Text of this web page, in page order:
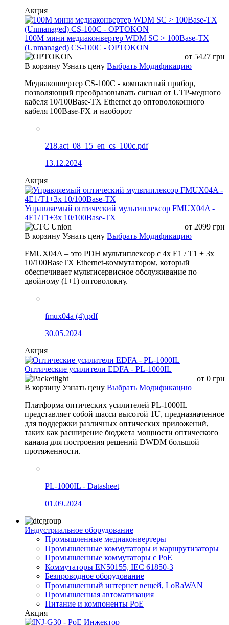
Акция
100М мини медиаконвертер WDM SC > 100Base-TX
(Unmanaged) CS-100C - OPTOKON
от 5427 грн
В корзину Узнать цену Выбрать Модификацию
Медиаконвертер CS-100C - компактный прибор,
позволяющий преобразовывать сигнал от UTP-медного
кабеля 10/100Base-TX Ethernet до оптоволоконного
кабеля 100Base-FX и наоборот
218.act_08_15_en_cs_100c.pdf
13.12.2024
Акция
Управляемый оптический мультиплексор FMUX04A -
4E1/T1+3x 10/100Base-TX
от 2099 грн
В корзину Узнать цену Выбрать Модификацию
FMUX04A – это PDH мультиплексор с 4x E1 / T1 + 3x
10/100BaseTX Ethernet-коммутатором, который
обеспечивает мультисервисное обслуживание по
двойному (1+1) оптоволокну.
fmux04a (4).pdf
30.05.2024
Акция
Оптические усилители EDFA - PL-1000IL
от 0 грн
В корзину Узнать цену Выбрать Модификацию
Платформа оптических усилителей PL-1000IL
представляет собой шасси высотой 1U, предназначенное
для поддержки различных оптических приложений,
таких как расширение бюджета мощности оптического
канала для построения решений DWDM большой
протяженности.
PL-1000IL - Datasheet
01.09.2024
Индустриальное оборудование
Промышленные медиаконвертеры
Промышленные коммутаторы и маршрутизаторы
Промышленные коммутаторы с PoE
Коммутаторы EN50155, IEC 61850-3
Безпроводное оборудование
Промышленный интернет вещей, LoRaWAN
Промышленная автоматизация
Питание и компоненты PoE
Акция